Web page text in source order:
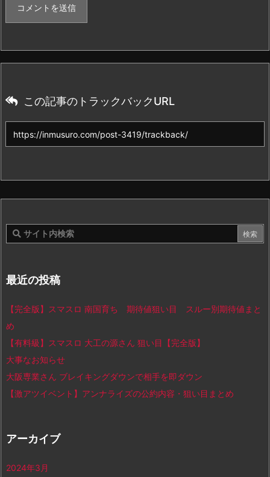
この記事のトラックバックURL
最近の投稿
【完全版】スマスロ 南国育ち 期待値狙い目 スルー別期待値まと
め
【有料級】スマスロ 大工の源さん 狙い目【完全版】
大事なお知らせ
大阪専業さん ブレイキングダウンで相手を即ダウン
【激アツイベント】アンナライズの公約内容・狙い目まとめ
アーカイブ
2024年3月